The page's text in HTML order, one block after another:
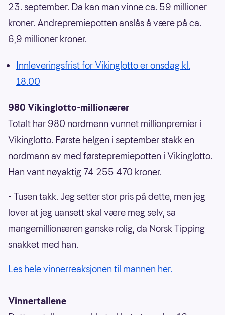
23. september. Da kan man vinne ca. 59 millioner
kroner. Andrepremiepotten anslås å være på ca.
6,9 millioner kroner.
Innleveringsfrist for Vikinglotto er onsdag kl.
18.00
980 Vikinglotto-millionærer
Totalt har 980 nordmenn vunnet millionpremier i
Vikinglotto. Første helgen i september stakk en
nordmann av med førstepremiepotten i Vikinglotto.
Han vant nøyaktig 74 255 470 kroner.
- Tusen takk. Jeg setter stor pris på dette, men jeg
lover at jeg uansett skal være meg selv, sa
mangemillionæren ganske rolig, da Norsk Tipping
snakket med han.
Les hele vinnerreaksjonen til mannen her.
Vinnertallene